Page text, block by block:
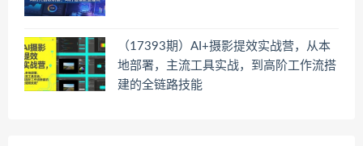
（17393期）AI+摄影提效实战营，从本
地部署，主流工具实战，到高阶工作流搭
建的全链路技能